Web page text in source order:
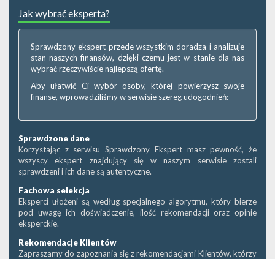
Jak wybrać eksperta?
Sprawdzony ekspert przede wszystkim doradza i analizuje
stan naszych finansów, dzięki czemu jest w stanie dla nas
wybrać rzeczywiście najlepszą ofertę.
Aby ułatwić Ci wybór osoby, której powierzysz swoje
finanse, wprowadziliśmy w serwisie szereg udogodnień:
Sprawdzone dane
Korzystając z serwisu Sprawdzony Ekspert masz pewność, że
wszyscy ekspert znajdujący się w naszym serwisie zostali
sprawdzeni i ich dane są autentyczne.
Fachowa selekcja
Eksperci ułożeni są według specjalnego algorytmu, który bierze
pod uwagę ich doświadczenie, ilość rekomendacji oraz opinie
eksperckie.
Rekomendacje Klientów
Zapraszamy do zapoznania się z rekomendacjami Klientów, którzy